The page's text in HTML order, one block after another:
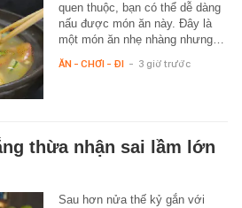
quen thuộc, bạn có thể dễ dàng
nấu được món ăn này. Đây là
một món ăn nhẹ nhàng nhưng…
ĂN - CHƠI - ĐI - 3 giờ trước
thừa nhận sai lầm lớn
Sau hơn nửa thế kỷ gắn với